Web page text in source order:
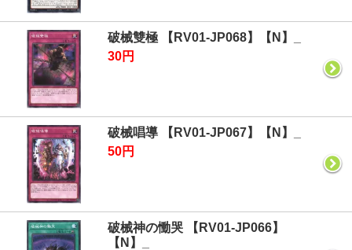
破械雙極 【RV01-JP068】【N】_
30円
破械唱導 【RV01-JP067】【N】_
50円
破械神の慟哭 【RV01-JP066】
【N】_